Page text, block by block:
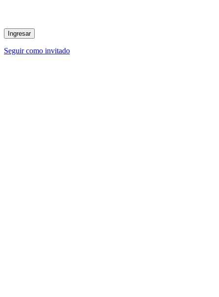
Ingresar
Seguir como invitado